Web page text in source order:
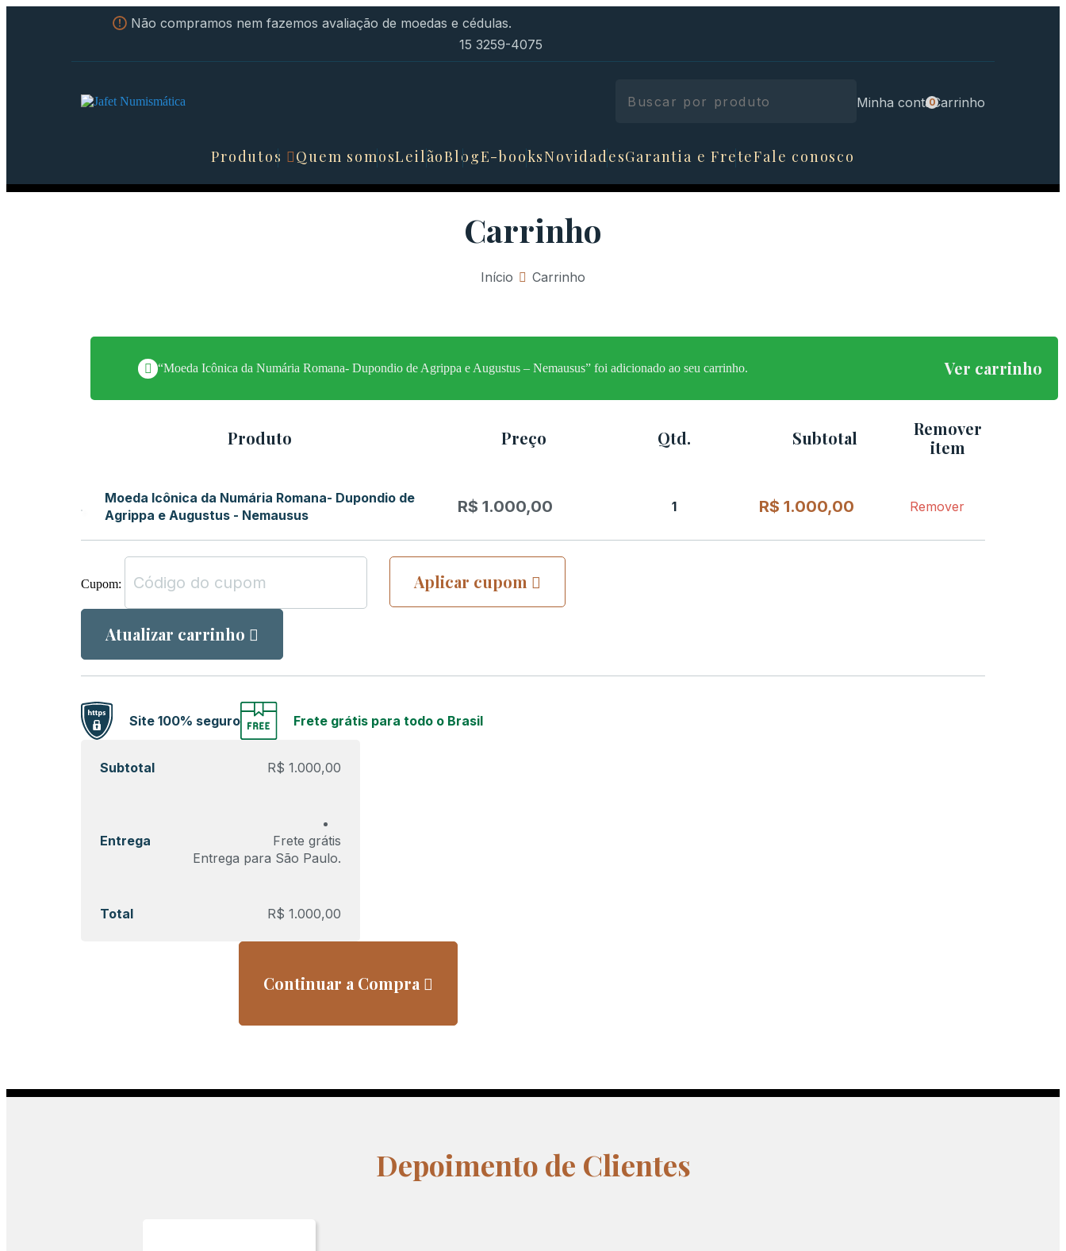
Não compramos nem fazemos avaliação de moedas e cédulas.
15 3259-4075
Minha contaCarrinho
Produtos Quem somosLeilãoBlogE-booksNovidadesGarantia e FreteFale conosco
Carrinho
Início » Carrinho
Ver carrinho
“Moeda Icônica da Numária Romana- Dupondio de Agrippa e Augustus – Nemausus” foi adicionado ao seu carrinho.
Produto Preço Qtd. Subtotal
Remover
item
Moeda Icônica da Numária Romana- Dupondio de
Agrippa e Augustus - Nemausus
R$ 1.000,00 1 R$ 1.000,00 Remover
Cupom: Aplicar cupom
Atualizar carrinho
Site 100% seguro Frete grátis para todo o Brasil
Subtotal R$ 1.000,00
Entrega
Frete grátis
Entrega para São Paulo.
Total R$ 1.000,00
Continuar a Compra
Depoimento de Clientes